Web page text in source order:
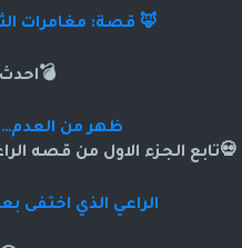
🦊 قصة: مغامرات
ظهر من العدم…
💀تابع الجزء الاول من قصه
الراعي الذي اختفى